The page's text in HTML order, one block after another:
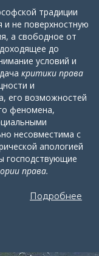
традиции
и не поверхностную
а свободное от
до
условий и
критики права
и
его возможностей
феномена,
несовместима с
апологией
господствующие
права.
Подробнее